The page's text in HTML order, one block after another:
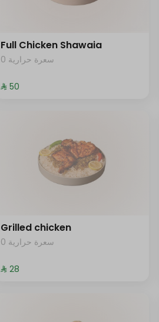
Full Chicken Shawaia
0 سعرة حرارية
⁨⁦‪‬ 50⁩
Grilled chicken
0 سعرة حرارية
⁨⁦‪‬ 28⁩